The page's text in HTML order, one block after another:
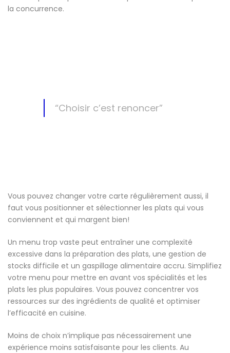
la concurrence.
“Choisir c’est renoncer”
Vous pouvez changer votre carte régulièrement aussi, il
faut vous positionner et sélectionner les plats qui vous
conviennent et qui margent bien!
Un menu trop vaste peut entraîner une complexité
excessive dans la préparation des plats, une gestion de
stocks difficile et un gaspillage alimentaire accru. Simplifiez
votre menu pour mettre en avant vos spécialités et les
plats les plus populaires. Vous pouvez concentrer vos
ressources sur des ingrédients de qualité et optimiser
l’efficacité en cuisine.
Moins de choix n’implique pas nécessairement une
expérience moins satisfaisante pour les clients. Au